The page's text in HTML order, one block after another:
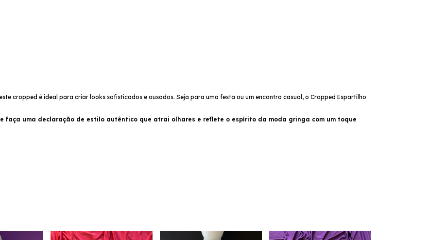
cropped é ideal para criar looks sofisticados e ousados. Seja para uma festa ou um encontro casual, o Cropped Espartilho
faça uma declaração de estilo autêntico que atrai olhares e reflete o espírito da moda gringa com um toque